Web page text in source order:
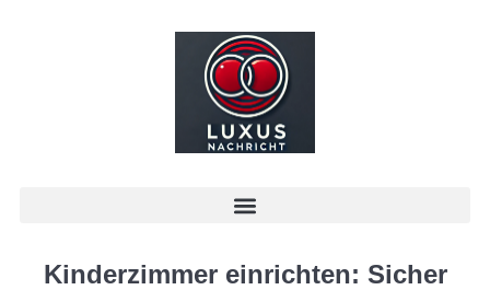
Kinderzimmer einrichten: Sicher